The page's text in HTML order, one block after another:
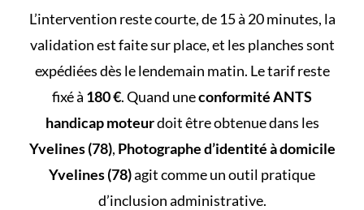
L’intervention reste courte, de 15 à 20 minutes, la
validation est faite sur place, et les planches sont
expédiées dès le lendemain matin. Le tarif reste
fixé à 180 €. Quand uneconformité ANTS
handicap moteurdoit être obtenue dans les
Yvelines (78), Photographe d’identité à domicile
Yvelines (78)agit comme un outil pratique
d’inclusion administrative.